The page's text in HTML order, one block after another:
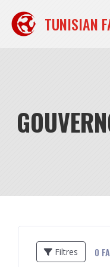
contenu
TUNISIAN
Filtres 0